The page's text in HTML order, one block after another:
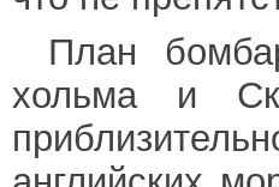
План
хольма и